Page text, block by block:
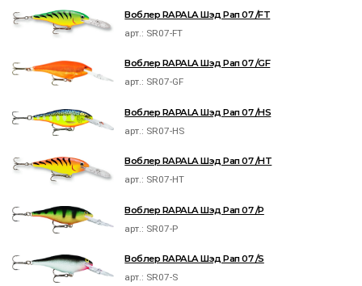
Воблер RAPALA Шэд Рап 07 /FT
арт.: SR07-FT
Воблер RAPALA Шэд Рап 07 /GF
арт.: SR07-GF
Воблер RAPALA Шэд Рап 07 /HS
арт.: SR07-HS
Воблер RAPALA Шэд Рап 07 /HT
арт.: SR07-HT
Воблер RAPALA Шэд Рап 07 /P
арт.: SR07-P
Воблер RAPALA Шэд Рап 07 /S
арт.: SR07-S